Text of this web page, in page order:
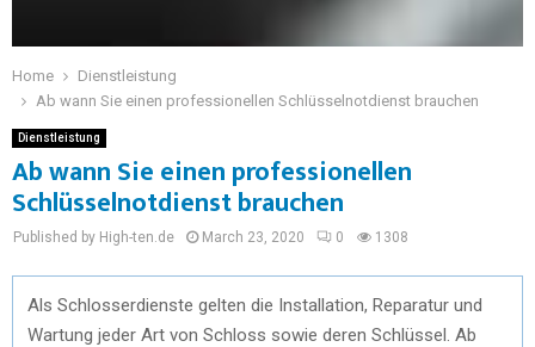
Home
Dienstleistung
Ab wann Sie einen professionellen Schlüsselnotdienst brauchen
Dienstleistung
Ab wann Sie einen professionellen
Schlüsselnotdienst brauchen
Published by High-ten.de March 23, 2020 0 1308
Als Schlosserdienste gelten die Installation, Reparatur und
Wartung jeder Art von Schloss sowie deren Schlüssel. Ab